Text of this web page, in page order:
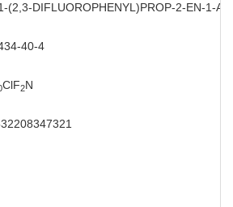
(2,3-DIFLUOROPHENYL)PROP-2-EN-1-
40-4
ClF2N